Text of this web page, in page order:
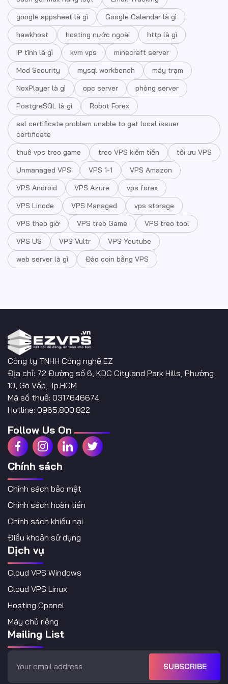
google appsheet là gì
Google Calendar là gì
hawkhost
hosting nước ngoài
http là gì
IP tĩnh là gì
kvm vps
minecraft server
Mod Security
mysql workbench
máy trạm
NoxPlayer là gì
opc server
phòng server
PostgreSQL là gì
Robot Forex
ssl certificate problem unable to get local issuer
certificate
thuê vps treo game
treo VPS kiếm tiền
tối ưu VPS
Unmanaged VPS
VPS 1-1
VPS Amazon
VPS Android
VPS Azure
vps forex
VPS Linode
VPS Managed
vps storage
VPS theo giờ
VPS treo Game
VPS treo tool
VPS US
VPS Vultr
VPS Youtube
web server là gì
Đào coin bằng VPS
Công ty TNHH Công nghệ EZ
Địa chỉ: 72 Đường số 6, KDC Cityland Park Hills, Phường
10, Gò Vấp, Tp.HCM
Mã số thuế: 0317646674
Hotline: 0965.800.822
Follow Us On
Chính sách
Chính sách bảo mật
Chính sách hoàn tiền
Chính sách khiếu nại
Điều khoản sử dụng
Dịch vụ
Cloud VPS Windows
Cloud VPS Linux
Hosting Cpanel
Máy chủ riêng
Mailing List
SUBSCRIBE